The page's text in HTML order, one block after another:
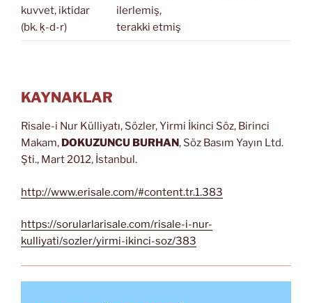
kuvvet, iktidar
(bk. ḳ-d-r)
ilerlemiş,
terakki etmiş
KAYNAKLAR
Risale-i Nur Külliyatı, Sözler, Yirmi İkinci Söz, Birinci
Makam, DOKUZUNCU BURHAN, Söz Basım Yayın Ltd.
Şti., Mart 2012, İstanbul.
http://www.erisale.com/#content.tr.1.383
https://sorularlarisale.com/risale-i-nur-
kulliyati/sozler/yirmi-ikinci-soz/383